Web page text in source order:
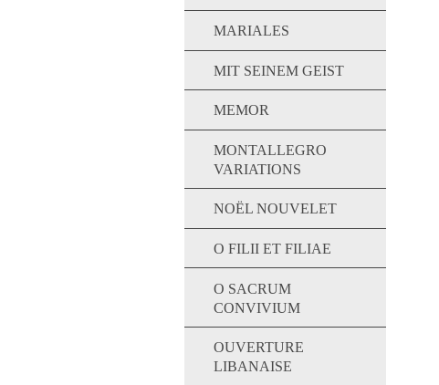
MARIALES
MIT SEINEM GEIST
MEMOR
MONTALLEGRO
VARIATIONS
NOËL NOUVELET
O FILII ET FILIAE
O SACRUM
CONVIVIUM
OUVERTURE
LIBANAISE